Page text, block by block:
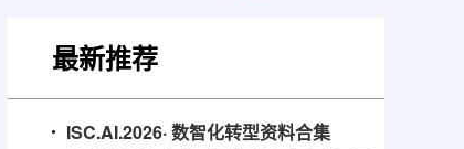
最新推荐
ISC.AI.2026· 数智化转型资料合集